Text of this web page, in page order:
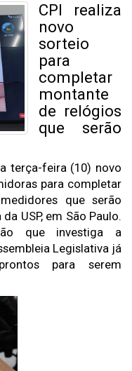
CPI realiza
novo
sorteio
para
completar
montante
de relógios
que serão
terça-feira (10) novo
para completar
que serão
USP, em São Paulo.
que investiga a
Legislativa já
para serem